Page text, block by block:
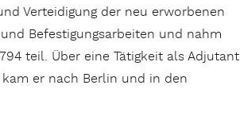
Verteidigung der neu erworbenen
Befestigungsarbeiten und nahm
teil. Über eine Tätigkeit als Adjutant
er nach Berlin und in den